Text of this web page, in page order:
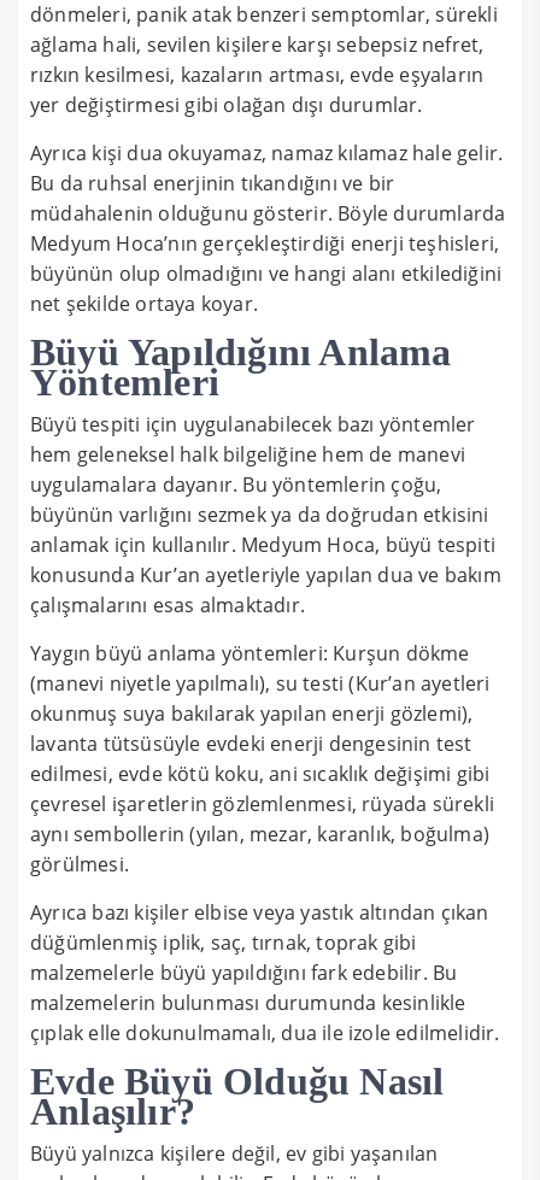
dönmeleri, panik atak benzeri semptomlar, sürekli
ağlama hali, sevilen kişilere karşı sebepsiz nefret,
rızkın kesilmesi, kazaların artması, evde eşyaların
yer değiştirmesi gibi olağan dışı durumlar.
Ayrıca kişi dua okuyamaz, namaz kılamaz hale gelir.
Bu da ruhsal enerjinin tıkandığını ve bir
müdahalenin olduğunu gösterir. Böyle durumlarda
Medyum Hoca’nın gerçekleştirdiği enerji teşhisleri,
büyünün olup olmadığını ve hangi alanı etkilediğini
net şekilde ortaya koyar.
Büyü Yapıldığını Anlama
Yöntemleri
Büyü tespiti için uygulanabilecek bazı yöntemler
hem geleneksel halk bilgeliğine hem de manevi
uygulamalara dayanır. Bu yöntemlerin çoğu,
büyünün varlığını sezmek ya da doğrudan etkisini
anlamak için kullanılır. Medyum Hoca, büyü tespiti
konusunda Kur’an ayetleriyle yapılan dua ve bakım
çalışmalarını esas almaktadır.
Yaygın büyü anlama yöntemleri: Kurşun dökme
(manevi niyetle yapılmalı), su testi (Kur’an ayetleri
okunmuş suya bakılarak yapılan enerji gözlemi),
lavanta tütsüsüyle evdeki enerji dengesinin test
edilmesi, evde kötü koku, ani sıcaklık değişimi gibi
çevresel işaretlerin gözlemlenmesi, rüyada sürekli
aynı sembollerin (yılan, mezar, karanlık, boğulma)
görülmesi.
Ayrıca bazı kişiler elbise veya yastık altından çıkan
düğümlenmiş iplik, saç, tırnak, toprak gibi
malzemelerle büyü yapıldığını fark edebilir. Bu
malzemelerin bulunması durumunda kesinlikle
çıplak elle dokunulmamalı, dua ile izole edilmelidir.
Evde Büyü Olduğu Nasıl
Anlaşılır?
Büyü yalnızca kişilere değil, ev gibi yaşanılan